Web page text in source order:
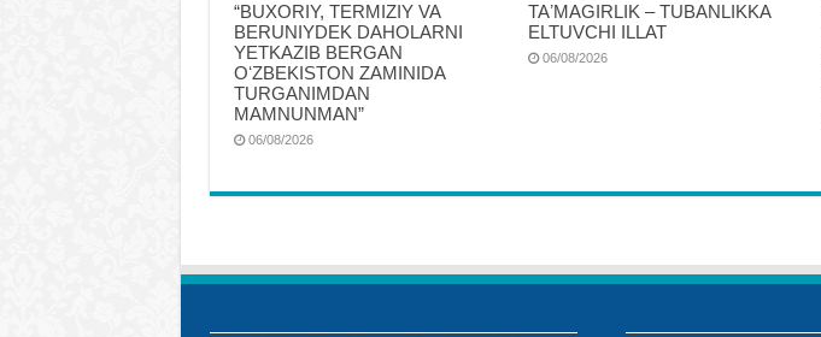
“BUXORIY, TERMIZIY VA
BERUNIYDEK DAHOLARNI
YETKAZIB BERGAN
OʻZBEKISTON ZAMINIDA
TURGANIMDAN
MAMNUNMAN”
06/08/2026
TAʼMAGIRLIK – TUBANLIKKA
ELTUVCHI ILLAT
06/08/2026